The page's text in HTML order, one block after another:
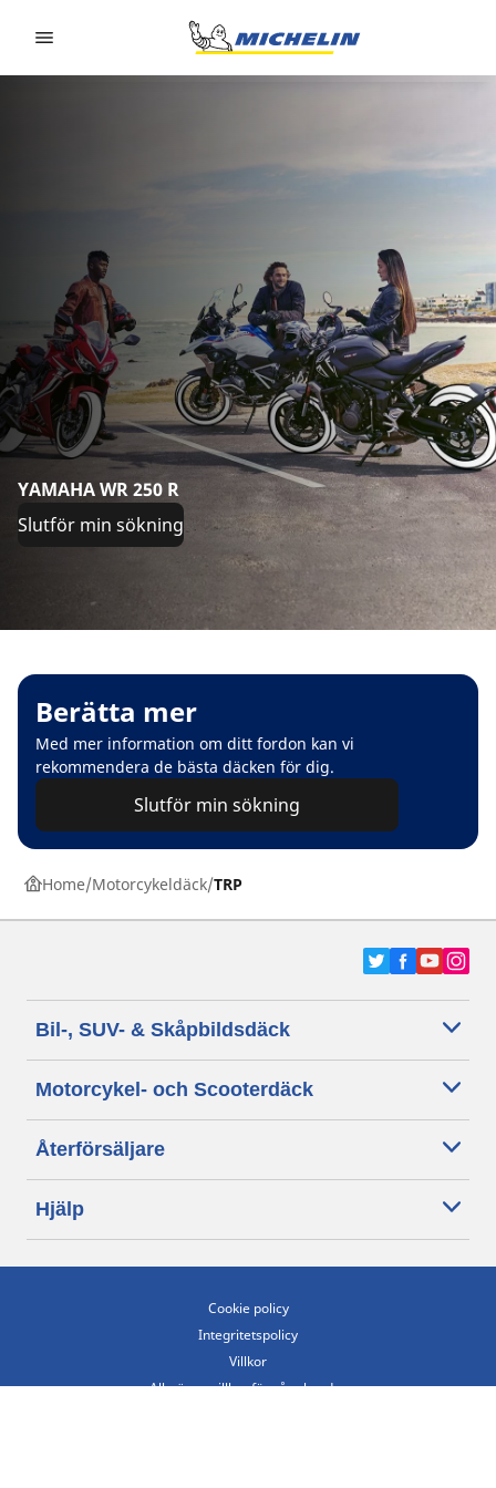
YAMAHA WR 250 R
Slutför min sökning
Berätta mer
Med mer information om ditt fordon kan vi
rekommendera de bästa däcken för dig.
Slutför min sökning
Home Motorcykeldäck TRP
Bil-, SUV- & Skåpbildsdäck
Motorcykel- och Scooterdäck
Återförsäljare
Hjälp
Cookie policy
Integritetspolicy
Villkor
Allmänna villkor för våra kunder